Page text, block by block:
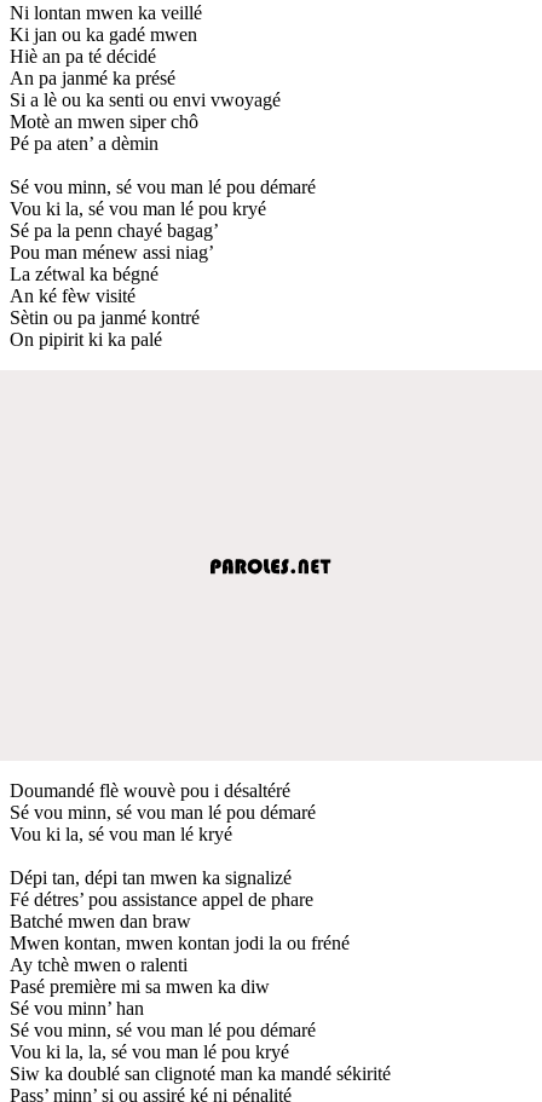
Ni lontan mwen ka veillé
Ki jan ou ka gadé mwen
Hiè an pa té décidé
An pa janmé ka présé
Si a lè ou ka senti ou envi vwoyagé
Motè an mwen siper chô
Pé pa aten’ a dèmin
Sé vou minn, sé vou man lé pou démaré
Vou ki la, sé vou man lé pou kryé
Sé pa la penn chayé bagag’
Pou man ménew assi niag’
La zétwal ka bégné
An ké fèw visité
Sètin ou pa janmé kontré
On pipirit ki ka palé
Doumandé flè wouvè pou i désaltéré
Sé vou minn, sé vou man lé pou démaré
Vou ki la, sé vou man lé kryé
Dépi tan, dépi tan mwen ka signalizé
Fé détres’ pou assistance appel de phare
Batché mwen dan braw
Mwen kontan, mwen kontan jodi la ou fréné
Ay tchè mwen o ralenti
Pasé première mi sa mwen ka diw
Sé vou minn’ han
Sé vou minn, sé vou man lé pou démaré
Vou ki la, la, sé vou man lé pou kryé
Siw ka doublé san clignoté man ka mandé sékirité
Pass’ minn’ si ou assiré ké ni pénalité